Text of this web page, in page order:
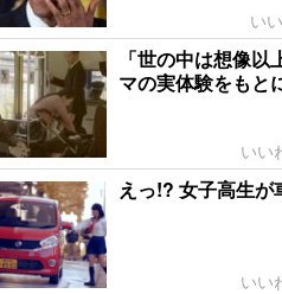
い
「世の中は想像
マの実体験をもと
いい
えっ!? 女子高生
いい